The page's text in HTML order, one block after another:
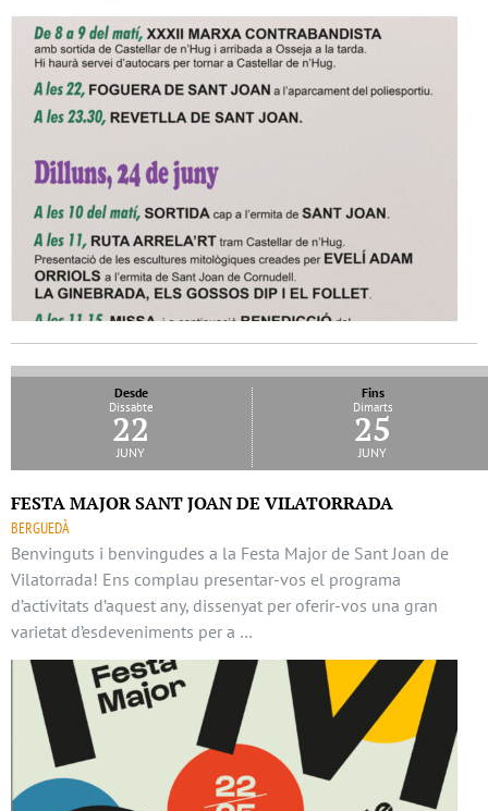
Desde
Dissabte
22
juny
Fins
Dimarts
25
juny
FESTA MAJOR SANT JOAN DE VILATORRADA
BERGUEDÀ
Benvinguts i benvingudes a la Festa Major de Sant Joan de
Vilatorrada! Ens complau presentar-vos el programa
d’activitats d’aquest any, dissenyat per oferir-vos una gran
varietat d’esdeveniments per a …